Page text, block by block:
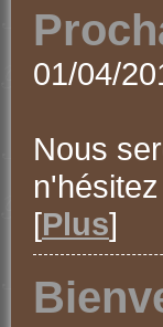
01/04/
Nous
[Plus]